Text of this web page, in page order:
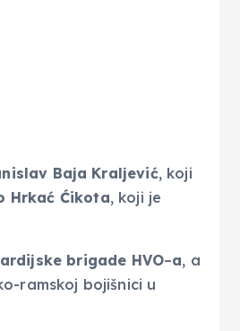
Baja Kraljević, koji
Hrkać Ćikota, koji je
brigade HVO–a, a
ramskoj bojišnici u